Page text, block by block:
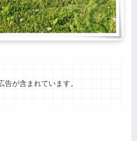
告が含まれています。